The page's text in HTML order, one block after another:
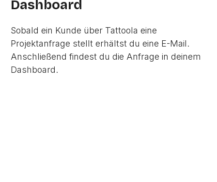
Dashboard
Sobald ein Kunde über Tattoola eine
Projektanfrage stellt erhältst du eine E-Mail.
Anschließend findest du die Anfrage in deinem
Dashboard.